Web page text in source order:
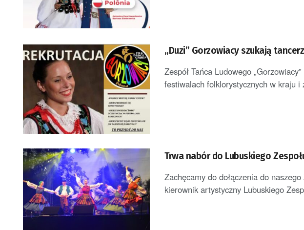
„Duzi” Gorzowiacy szukają
Zespół Tańca Ludowego
festiwalach folklorystycznych w kraju
Trwa nabór do Lubuskiego
Zachęcamy do dołączenia do
kierownik artystyczny Lubuskiego